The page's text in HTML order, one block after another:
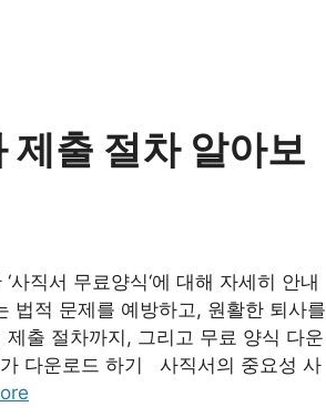
제출 절차 알아보
직서 무료양식‘에 대해 자세히 안내
법적 문제를 예방하고, 원활한 퇴사를
출 절차까지, 그리고 무료 양식 다운
다운로드 하기 사직서의 중요성 사